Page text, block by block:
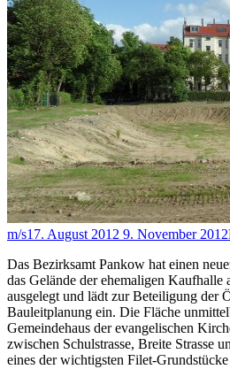
m/s17. August 2012 9. November 2012
Das Bezirksamt Pankow hat einen
das Gelände der ehemaligen Kaufhalle
ausgelegt und lädt zur Beteiligung der
Bauleitplanung ein. Die Fläche
Gemeindehaus der evangelischen
zwischen Schulstrasse, Breite Strasse
eines der wichtigsten Filet-